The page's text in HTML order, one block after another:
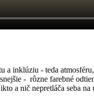
a inklúziu - teda
- rôzne farebné
a nič nepretláča seba